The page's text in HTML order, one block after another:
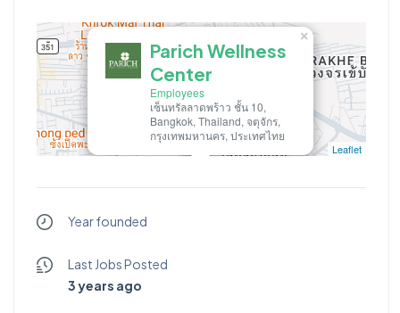
Parich Wellness
Center
Employees
เซ็นทรัลลาดพร้าว ชั้น 10,
Bangkok, Thailand, จตุจักร,
กรุงเทพมหานคร, ประเทศไทย
×
Leaflet
Year founded
Last Jobs Posted
3 years ago